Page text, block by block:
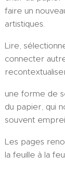
faire un
artistiques.
Lire,
connecter
une forme de
du papier, qui
souvent
Les pages
la feuille à la